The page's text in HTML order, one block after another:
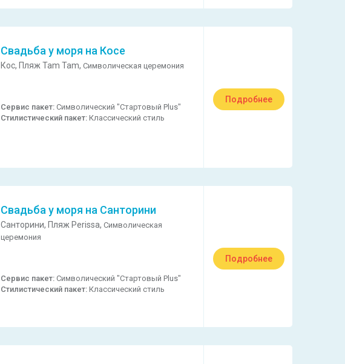
Свадьба у моря на Косе
Кос, Пляж Tam Tam,Символическая церемония
Сервис пакет:Символический "Стартовый Plus"
Стилистический пакет:Классический стиль
Подробнее
Свадьба у моря на Санторини
Санторини, Пляж Perissa,Символическая
церемония
Сервис пакет:Символический "Стартовый Plus"
Стилистический пакет:Классический стиль
Подробнее